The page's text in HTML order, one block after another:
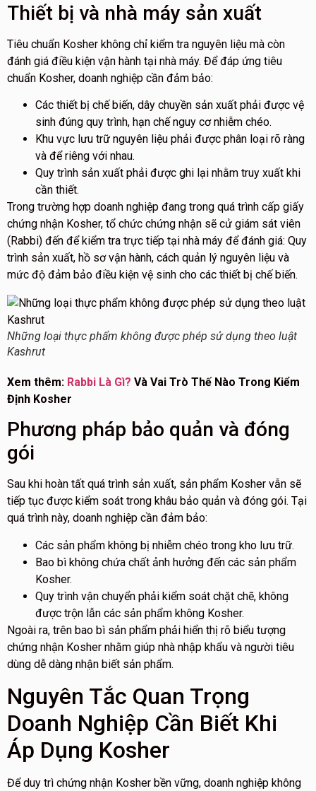
Thiết bị và nhà máy sản xuất
Tiêu chuẩn Kosher không chỉ kiểm tra nguyên liệu mà còn
đánh giá điều kiện vận hành tại nhà máy. Để đáp ứng tiêu
chuẩn Kosher, doanh nghiệp cần đảm bảo:
Các thiết bị chế biến, dây chuyền sản xuất phải được vệ
sinh đúng quy trình, hạn chế nguy cơ nhiễm chéo.
Khu vực lưu trữ nguyên liệu phải được phân loại rõ ràng
và để riêng với nhau.
Quy trình sản xuất phải được ghi lại nhằm truy xuất khi
cần thiết.
Trong trường hợp doanh nghiệp đang trong quá trình cấp giấy
chứng nhận Kosher, tổ chức chứng nhận sẽ cử giám sát viên
(Rabbi) đến để kiểm tra trực tiếp tại nhà máy để đánh giá: Quy
trình sản xuất, hồ sơ vận hành, cách quản lý nguyên liệu và
mức độ đảm bảo điều kiện vệ sinh cho các thiết bị chế biến.
Những loại thực phẩm không được phép sử dụng theo luật
Kashrut
Xem thêm: Rabbi Là Gì? Và Vai Trò Thế Nào Trong Kiểm
Định Kosher
Phương pháp bảo quản và đóng
gói
Sau khi hoàn tất quá trình sản xuất, sản phẩm Kosher vẫn sẽ
tiếp tục được kiểm soát trong khâu bảo quản và đóng gói. Tại
quá trình này, doanh nghiệp cần đảm bảo:
Các sản phẩm không bị nhiễm chéo trong kho lưu trữ.
Bao bì không chứa chất ảnh hưởng đến các sản phẩm
Kosher.
Quy trình vận chuyển phải kiểm soát chặt chẽ, không
được trộn lẫn các sản phẩm không Kosher.
Ngoài ra, trên bao bì sản phẩm phải hiển thị rõ biểu tượng
chứng nhận Kosher nhằm giúp nhà nhập khẩu và người tiêu
dùng dễ dàng nhận biết sản phẩm.
Nguyên Tắc Quan Trọng
Doanh Nghiệp Cần Biết Khi
Áp Dụng Kosher
Để duy trì chứng nhận Kosher bền vững, doanh nghiệp không